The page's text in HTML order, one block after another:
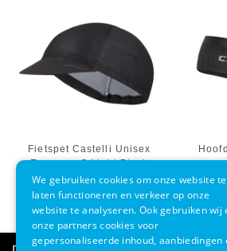
+
Fietspet Castelli Unisex
Espresso 2 Light Black
€ 27,00
We gebruiken cookies om onze website te
laten functioneren en verkeer op onze
website te analyseren. Ook gebruiken wij
onze partners cookies voor
gepersonaliseerde inhoud, aanbiedingen